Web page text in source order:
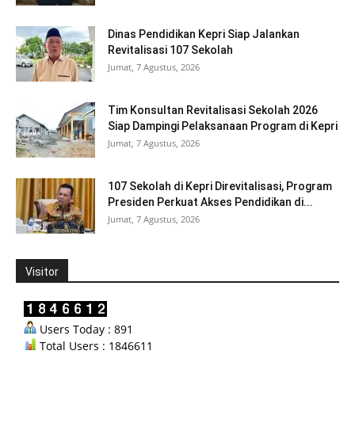
Dinas Pendidikan Kepri Siap Jalankan
Revitalisasi 107 Sekolah
Jumat, 7 Agustus, 2026
Tim Konsultan Revitalisasi Sekolah 2026
Siap Dampingi Pelaksanaan Program di Kepri
Jumat, 7 Agustus, 2026
107 Sekolah di Kepri Direvitalisasi, Program
Presiden Perkuat Akses Pendidikan di...
Jumat, 7 Agustus, 2026
Visitor
Users Today : 891
Total Users : 1846611